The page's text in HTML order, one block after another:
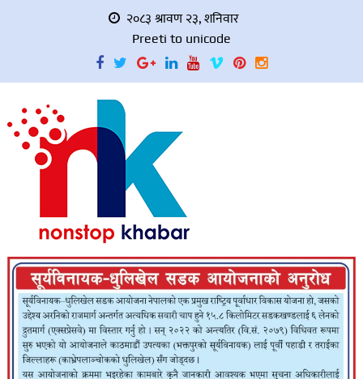
२०८३ श्रावण २३, शनिवार
Preeti to unicode